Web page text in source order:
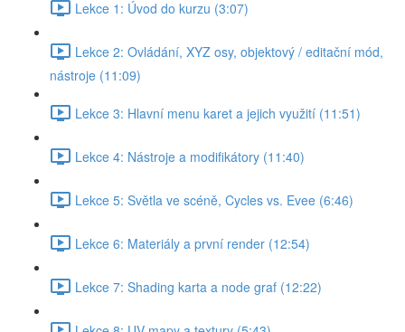
Lekce 1: Úvod do kurzu (3:07)
Lekce 2: Ovládání, XYZ osy, objektový / editační mód,
nástroje (11:09)
Lekce 3: Hlavní menu karet a jejich využití (11:51)
Lekce 4: Nástroje a modifikátory (11:40)
Lekce 5: Světla ve scéně, Cycles vs. Evee (6:46)
Lekce 6: Materiály a první render (12:54)
Lekce 7: Shading karta a node graf (12:22)